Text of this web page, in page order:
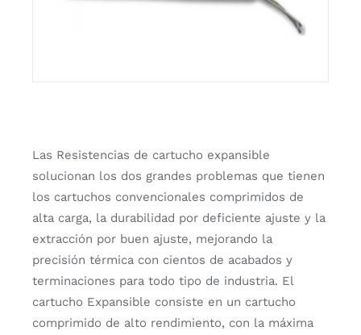
Las Resistencias de cartucho expansible
solucionan los dos grandes problemas que tienen
los cartuchos convencionales comprimidos de
alta carga, la durabilidad por deficiente ajuste y la
extracción por buen ajuste, mejorando la
precisión térmica con cientos de acabados y
terminaciones para todo tipo de industria. El
cartucho Expansible consiste en un cartucho
comprimido de alto rendimiento, con la máxima